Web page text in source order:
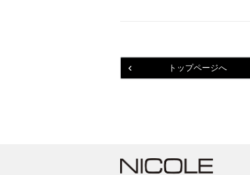
トップページへ